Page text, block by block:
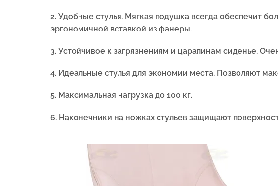
2. Удобные стулья. Мягкая подушка всегда обеспечит
эргономичной вставкой из фанеры.
3. Устойчивое к загрязнениям и царапинам сиденье.
4. Идеальные стулья для экономии места. Позволяют
5. Максимальная нагрузка до 100 кг.
6. Наконечники на ножках стульев защищают